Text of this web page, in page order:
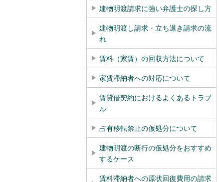
建物明渡請求に強い弁護士の探し方
建物明渡し請求・立ち退き請求の流
れ
賃料（家賃）の回収方法について
家賃滞納者への対応について
賃貸借契約におけるよくあるトラブ
ル
占有移転禁止の仮処分について
建物明渡の断行の仮処分をおすすめ
するケース
賃料滞納者への原状回復費用の請求